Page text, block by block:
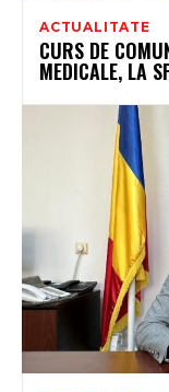
ACTUALITATE
CURS DE
MEDICALE, LA